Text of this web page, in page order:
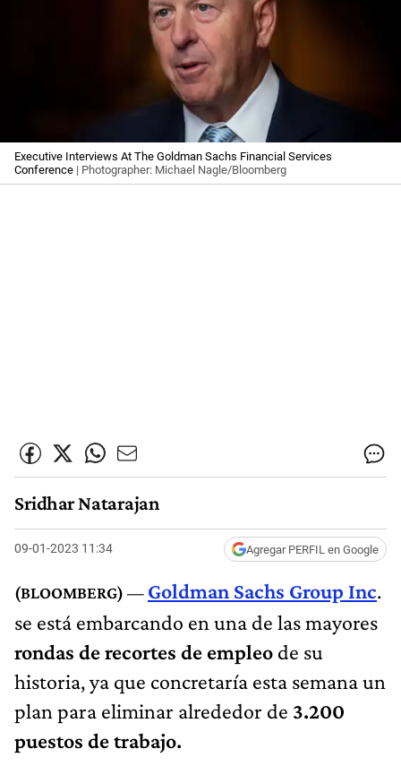
Executive Interviews At The Goldman Sachs Financial Services
Conference | Photographer: Michael Nagle/Bloomberg
Sridhar Natarajan
09-01-2023 11:34 Agregar PERFIL en Google
Goldman Sachs Group Inc.
se está embarcando en una de las mayores
rondas de recortes de empleo de su
historia, ya que concretaría esta semana un
plan para eliminar alrededor de 3.200
puestos de trabajo.